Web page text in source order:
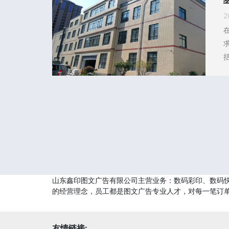
山东鑫印图文广告有限公司主营业务：数码彩印、数码
的经营理念，员工都是图文广告专业人才，对每一笔